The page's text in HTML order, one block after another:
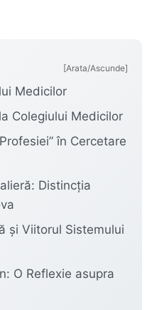
[Arata/Ascunde]
Medicilor
Colegiului Medicilor
în Cercetare
Distincția
și Viitorul Sistemului
O Reflexie asupra